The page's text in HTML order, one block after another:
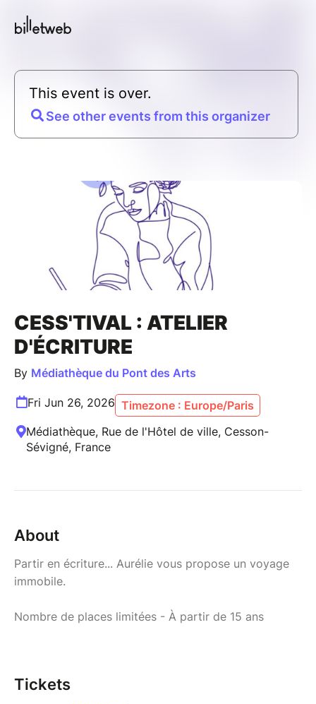
This event is over.
See other events from this organizer
CESS'TIVAL : ATELIER
D'ÉCRITURE
By Médiathèque du Pont des Arts
Fri Jun 26, 2026 Timezone : Europe/Paris
Médiathèque, Rue de l'Hôtel de ville, Cesson-
Sévigné, France
About
Partir en écriture... Aurélie vous propose un voyage
immobile.
Nombre de places limitées - À partir de 15 ans
Tickets